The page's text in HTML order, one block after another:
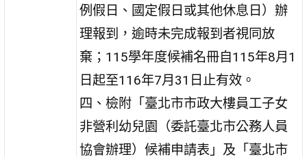
例假日、國定假日或其他休息日）辦
理報到，逾時未完成報到者視同放
棄；115學年度候補名冊自115年8月1
日起至116年7月31日止有效。
四、檢附「臺北市市政大樓員工子女
非營利幼兒園（委託臺北市公務人員
協會辦理）候補申請表」及「臺北市